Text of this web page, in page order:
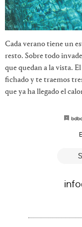
Cada verano tiene un
resto. Sobre todo
que quedan a la vista.
fichado y te traemos
que ya ha llegado el